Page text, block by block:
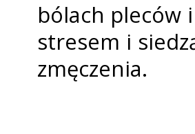
bólach pleców
stresem i
zmęczenia.